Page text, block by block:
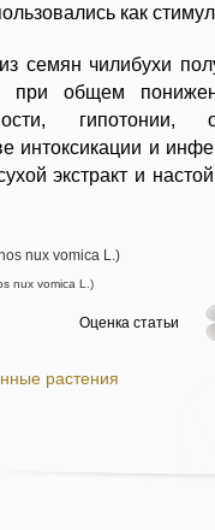
как
семян чили­бухи
при общем
гипотонии,
инто­ксикации и
экст­ракт и
nux vomica L.)
Оценка статьи
растения